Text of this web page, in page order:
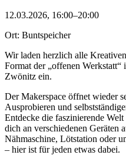
12.03.2026, 16:00–20:00
Ort: Buntspeicher
Wir laden herzlich alle
Format der „offenen Werkstatt“
Zwönitz ein.
Der Makerspace öffnet wieder
Ausprobieren und
Entdecke die faszinierende
dich an verschiedenen Geräten
Nähmaschine, Lötstation oder
– hier ist für jeden etwas dabei.